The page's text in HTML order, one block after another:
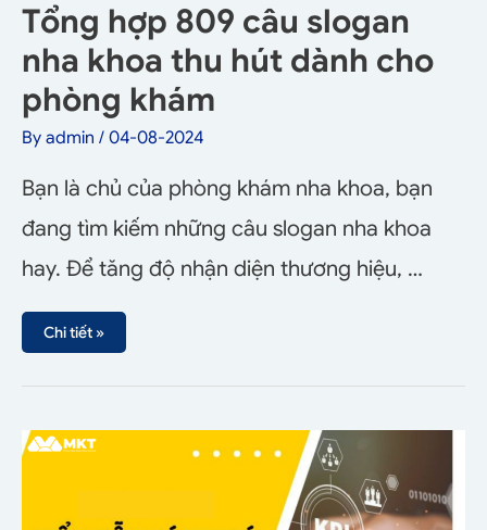
Tổng hợp 809 câu slogan
nha khoa thu hút dành cho
phòng khám
By admin / 04-08-2024
Bạn là chủ của phòng khám nha khoa, bạn
đang tìm kiếm những câu slogan nha khoa
hay. Để tăng độ nhận diện thương hiệu, …
Chi tiết »